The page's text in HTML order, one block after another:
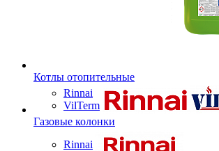
Котлы отопительные
Rinnai
VilTerm
Газовые колонки
Rinnai